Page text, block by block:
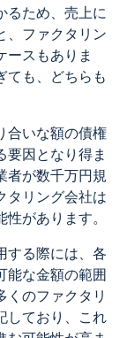
るため、売上に
、ファクタリン
ースもありま
ても、どちらも
合いな額の債権
要因となり得ま
者が数千万円規
タリング会社は
があります。
する際には、各
能な金額の範囲
くのファクタリ
しており、これ